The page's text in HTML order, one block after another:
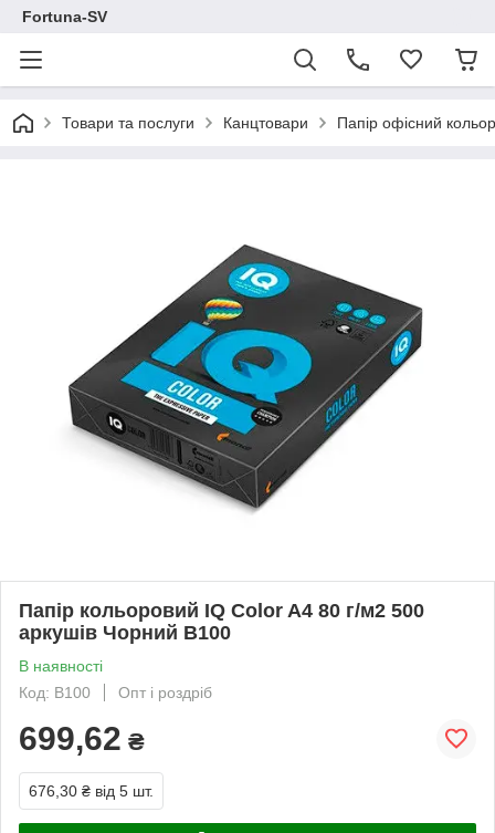
Fortuna-SV
Товари та послуги Канцтовари Папір офісний
Папір кольоровий IQ Color A4 80 г/м2 500
аркушів Чорний B100
В наявності
Код: B100
Опт і роздріб
699,62 ₴
676,30 ₴ від 5 шт.